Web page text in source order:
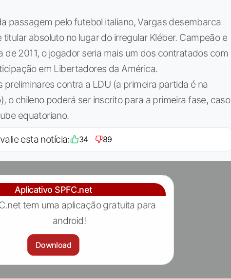
passagem pelo futebol italiano, Vargas desembarca
absoluto no lugar do irregular Kléber. Campeão e
2011, o jogador seria mais um dos contratados com
em Libertadores da América.
preliminares contra a LDU (a primeira partida é na
o chileno poderá ser inscrito para a primeira fase, caso
equatoriano.
esta notícia: 34 89
Aplicativo SPFC.net
tem uma aplicação gratuita para
android!
Download